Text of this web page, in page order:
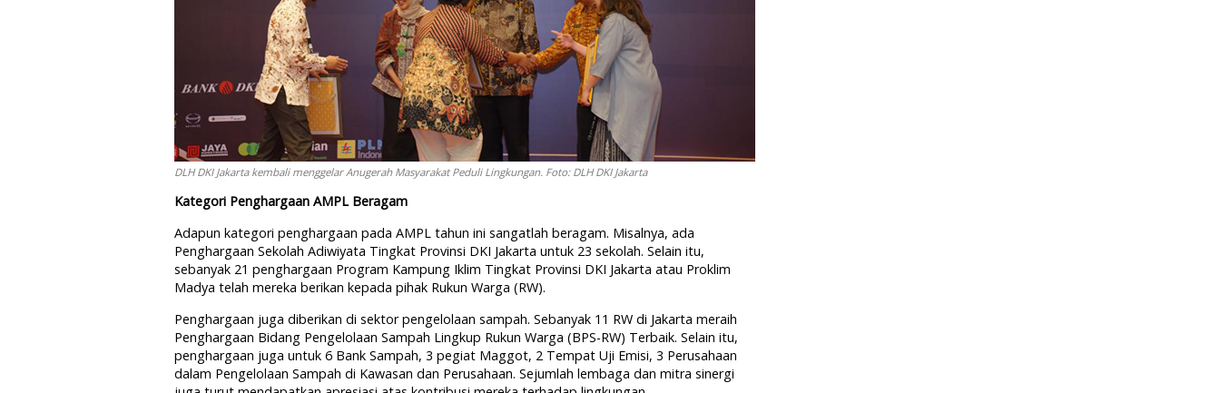
DLH DKI Jakarta kembali menggelar Anugerah Masyarakat Peduli Lingkungan. Foto: DLH DKI Jakarta
Kategori Penghargaan AMPL Beragam
Adapun kategori penghargaan pada AMPL tahun ini sangatlah beragam. Misalnya, ada
Penghargaan Sekolah Adiwiyata Tingkat Provinsi DKI Jakarta untuk 23 sekolah. Selain itu,
sebanyak 21 penghargaan Program Kampung Iklim Tingkat Provinsi DKI Jakarta atau Proklim
Madya telah mereka berikan kepada pihak Rukun Warga (RW).
Penghargaan juga diberikan di sektor pengelolaan sampah. Sebanyak 11 RW di Jakarta meraih
Penghargaan Bidang Pengelolaan Sampah Lingkup Rukun Warga (BPS-RW) Terbaik. Selain itu,
penghargaan juga untuk 6 Bank Sampah, 3 pegiat Maggot, 2 Tempat Uji Emisi, 3 Perusahaan
dalam Pengelolaan Sampah di Kawasan dan Perusahaan. Sejumlah lembaga dan mitra sinergi